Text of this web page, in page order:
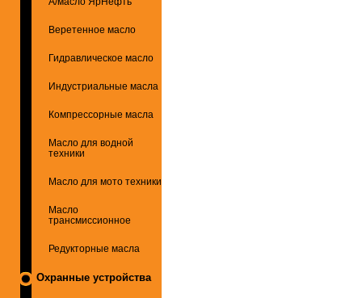
Веретенное масло
Гидравлическое масло
Индустриальные масла
Компрессорные масла
Масло для водной
техники
Масло для мото техники
Масло
трансмиссионное
Редукторные масла
Охранные устройства